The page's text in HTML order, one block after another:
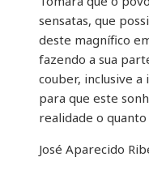
sensatas, que
deste magnífico
fazendo a sua
couber, inclusive
para que este
realidade o quanto
José Aparecido